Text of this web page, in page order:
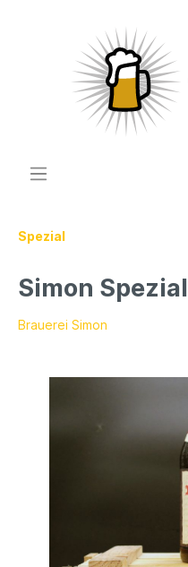
Spezial
Simon Spezial
Brauerei Simon